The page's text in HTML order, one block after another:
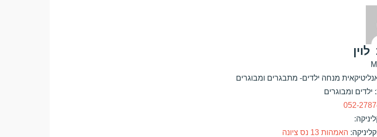
לוין
מנחה ילדים- מתבגרים ומבוגרים
ומבוגרים
052-
האמהות 13 נס ציונה